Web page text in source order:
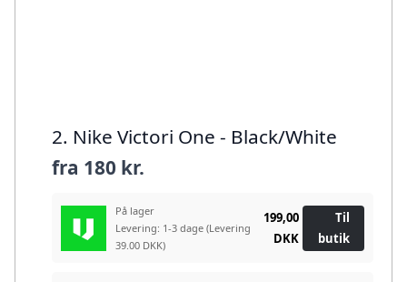
2. Nike Victori One - Black/White
fra 180 kr.
På lager
Levering: 1-3 dage (Levering
39.00 DKK)
199,00
DKK
Til
butik